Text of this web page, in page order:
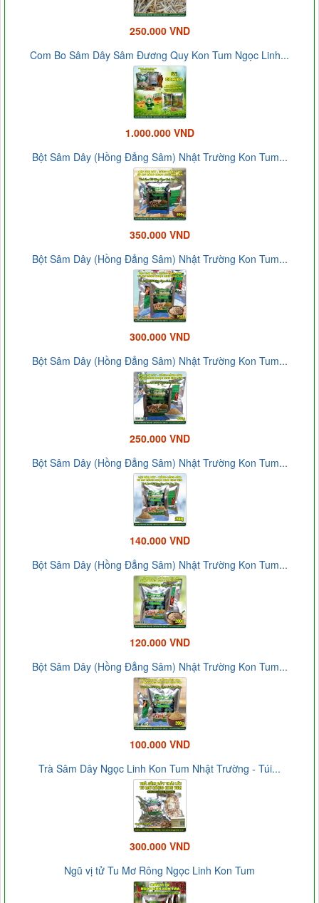
250.000 VND
Com Bo Sâm Dây Sâm Đương Quy Kon Tum Ngọc Linh...
1.000.000 VND
Bột Sâm Dây (Hồng Đẳng Sâm) Nhật Trường Kon Tum...
350.000 VND
Bột Sâm Dây (Hồng Đẳng Sâm) Nhật Trường Kon Tum...
300.000 VND
Bột Sâm Dây (Hồng Đẳng Sâm) Nhật Trường Kon Tum...
250.000 VND
Bột Sâm Dây (Hồng Đẳng Sâm) Nhật Trường Kon Tum...
140.000 VND
Bột Sâm Dây (Hồng Đẳng Sâm) Nhật Trường Kon Tum...
120.000 VND
Bột Sâm Dây (Hồng Đẳng Sâm) Nhật Trường Kon Tum...
100.000 VND
Trà Sâm Dây Ngọc Linh Kon Tum Nhật Trường - Túi...
300.000 VND
Ngũ vị tử Tu Mơ Rông Ngọc Linh Kon Tum